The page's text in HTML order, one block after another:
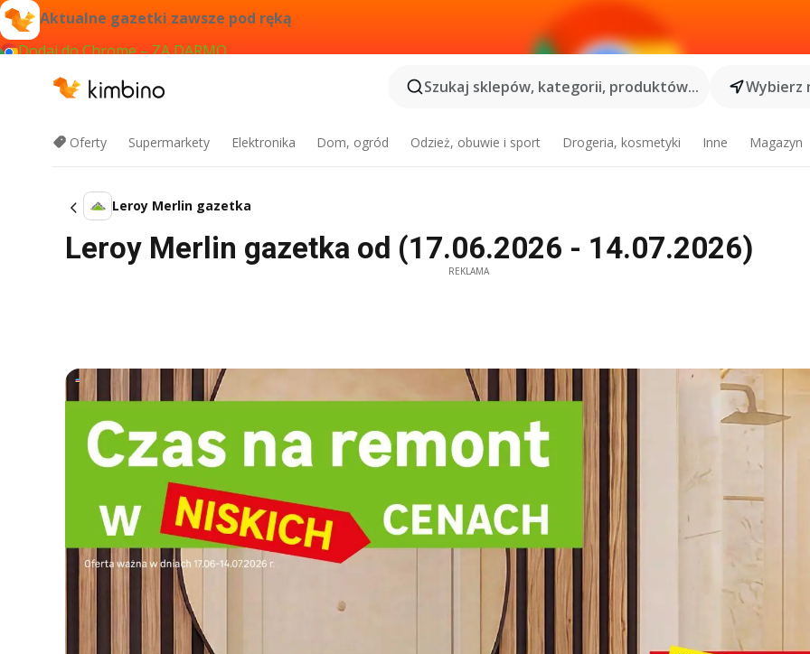
Aktualne gazetki zawsze pod ręką
Dodaj do Chrome – ZA DARMO
Szukaj sklepów, kategorii, produktów...
Wybierz
Oferty Supermarkety Elektronika Dom, ogród Odzież, obuwie i sport Drogeria, kosmetyki Inne Magazyn
Leroy Merlin gazetka
Leroy Merlin gazetka od (17.06.2026 - 14.07.2026)
REKLAMA